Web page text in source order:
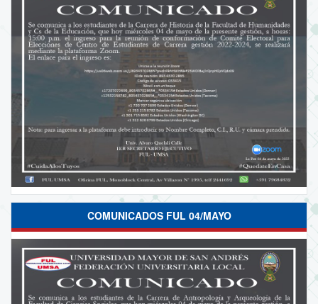
COMUNICADOS FUL 04/MAYO